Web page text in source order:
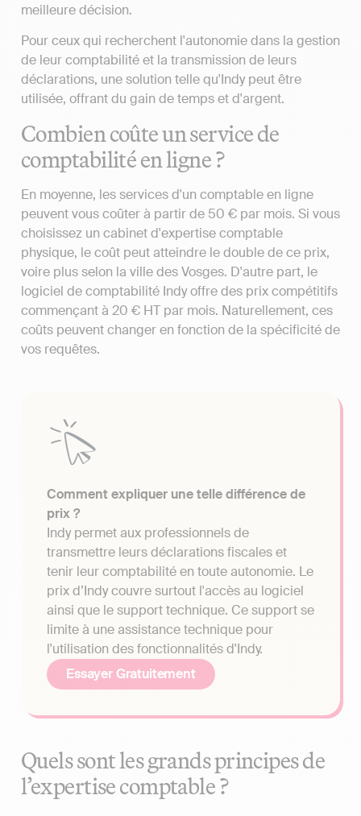
meilleure décision.
Pour ceux qui recherchent l'autonomie dans la gestion
de leur comptabilité et la transmission de leurs
déclarations, une solution telle qu'Indy peut être
utilisée, offrant du gain de temps et d'argent.
Combien coûte un service de
comptabilité en ligne ?
En moyenne, les services d'un comptable en ligne
peuvent vous coûter à partir de 50 € par mois. Si vous
choisissez un cabinet d'expertise comptable
physique, le coût peut atteindre le double de ce prix,
voire plus selon la ville des Vosges. D'autre part, le
logiciel de comptabilité Indy offre des prix compétitifs
commençant à 20 € HT par mois. Naturellement, ces
coûts peuvent changer en fonction de la spécificité de
vos requêtes.
Comment expliquer une telle différence de
prix ?
Indy permet aux professionnels de
transmettre leurs déclarations fiscales et
tenir leur comptabilité en toute autonomie. Le
prix d’Indy couvre surtout l'accès au logiciel
ainsi que le support technique. Ce support se
limite à une assistance technique pour
l'utilisation des fonctionnalités d'Indy.
Essayer Gratuitement
Quels sont les grands principes de
l’expertise comptable ?